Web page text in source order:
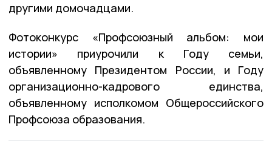
другими домочадцами.
Фотоконкурс «Профсоюзный альбом: мои
истории» приурочили к Году семьи,
объявленному Президентом России, и Году
организационно-кадрового единства,
объявленному исполкомом Общероссийского
Профсоюза образования.